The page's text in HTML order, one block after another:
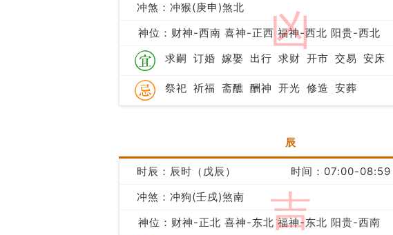
凶
冲煞：冲猴(庚申)煞北
神位：财神-西南 喜神-正西 福神-西北 阳贵-西北
求嗣 订婚 嫁娶 出行 求财 开市 交易 安床
祭祀 祈福 斋醮 酬神 开光 修造 安葬
辰
吉
时辰：辰时（戊辰）
时间：07:00-08:59
冲煞：冲狗(壬戌)煞南
神位：财神-正北 喜神-东北 福神-东北 阳贵-西南